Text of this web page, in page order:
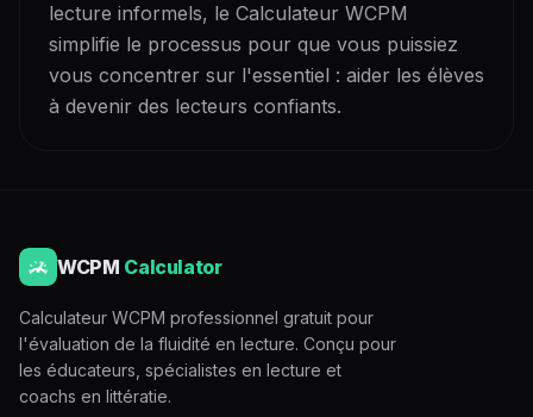
lecture informels, le Calculateur WCPM
simplifie le processus pour que vous puissiez
vous concentrer sur l'essentiel : aider les élèves
à devenir des lecteurs confiants.
WCPM Calculator
Calculateur WCPM professionnel gratuit pour
l'évaluation de la fluidité en lecture. Conçu pour
les éducateurs, spécialistes en lecture et
coachs en littératie.